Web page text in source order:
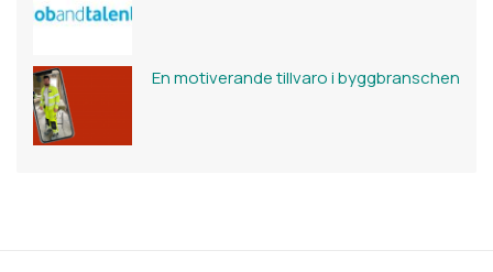
En motiverande tillvaro i byggbranschen